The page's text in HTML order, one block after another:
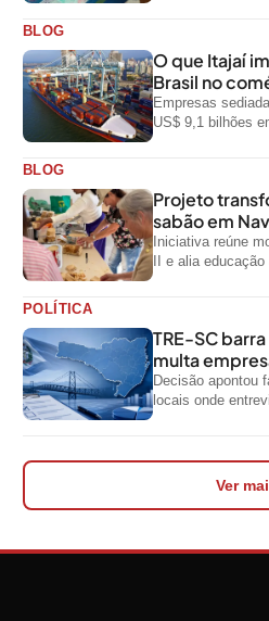
BLOG
O que Itajaí
Brasil no
Empresas
US$ 9,1 bilhões
BLOG
Projeto
sabão em
Iniciativa reúne
II e alia
POLÍTICA
TRE-SC
multa
Decisão apontou
locais onde
Ver